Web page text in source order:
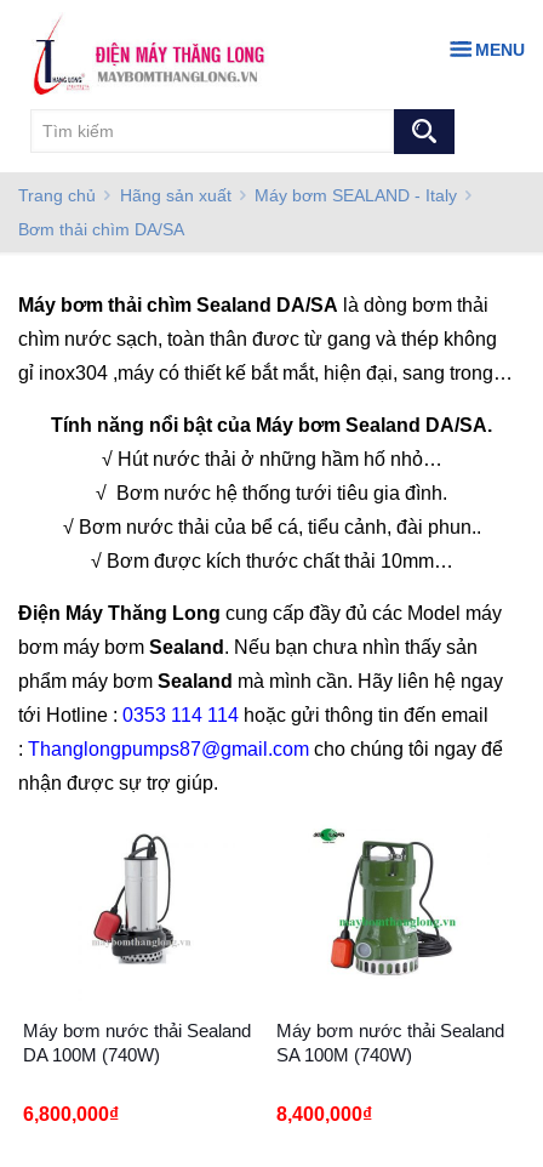
MENU
Trang chủ Hãng sản xuất
Máy bơm SEALAND - Italy
Bơm thải chìm DA/SA
Máy bơm thải chìm Sealand DA/SA là dòng bơm thải
chìm nước sạch, toàn thân đươc từ gang và thép không
gỉ inox304 ,máy có thiết kế bắt mắt, hiện đại, sang trong…
Tính năng nổi bật của Máy bơm Sealand DA/SA.
√ Hút nước thải ở những hầm hố nhỏ…
√ Bơm nước hệ thống tưới tiêu gia đình.
√ Bơm nước thải của bể cá, tiểu cảnh, đài phun..
√ Bơm được kích thước chất thải 10mm…
Điện Máy Thăng Long cung cấp đầy đủ các Model máy
bơm máy bơm Sealand . Nếu bạn chưa nhìn thấy sản
phẩm máy bơm Sealand mà mình cần. Hãy liên hệ ngay
tới Hotline : 0353 114 114 hoặc gửi thông tin đến email
: Thanglongpumps87@gmail.com cho chúng tôi ngay để
nhận được sự trợ giúp.
Máy bơm nước thải Sealand
DA 100M (740W)
6,800,000₫
Máy bơm nước thải Sealand
SA 100M (740W)
8,400,000₫